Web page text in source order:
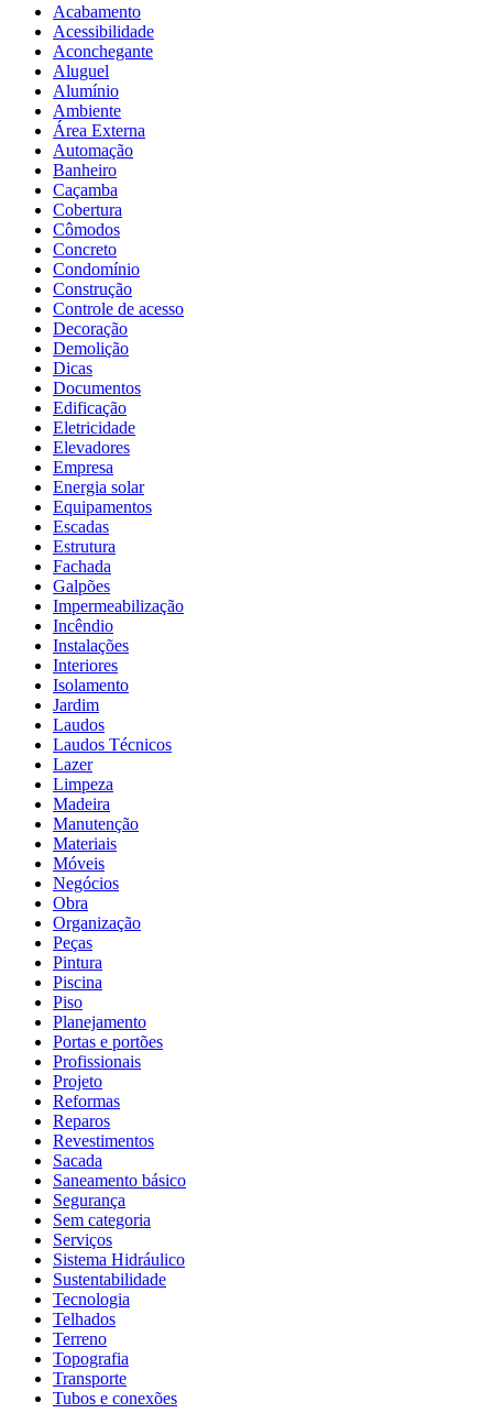
Acabamento
Acessibilidade
Aconchegante
Aluguel
Alumínio
Ambiente
Área Externa
Automação
Banheiro
Caçamba
Cobertura
Cômodos
Concreto
Condomínio
Construção
Controle de acesso
Decoração
Demolição
Dicas
Documentos
Edificação
Eletricidade
Elevadores
Empresa
Energia solar
Equipamentos
Escadas
Estrutura
Fachada
Galpões
Impermeabilização
Incêndio
Instalações
Interiores
Isolamento
Jardim
Laudos
Laudos Técnicos
Lazer
Limpeza
Madeira
Manutenção
Materiais
Móveis
Negócios
Obra
Organização
Peças
Pintura
Piscina
Piso
Planejamento
Portas e portões
Profissionais
Projeto
Reformas
Reparos
Revestimentos
Sacada
Saneamento básico
Segurança
Sem categoria
Serviços
Sistema Hidráulico
Sustentabilidade
Tecnologia
Telhados
Terreno
Topografia
Transporte
Tubos e conexões